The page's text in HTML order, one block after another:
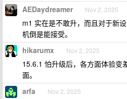
AEDaydreamer Nov 2, 2025
m1 实在是不敢升，而且对于新
机倒是能接受。
hikarumx Nov 2, 2025
15.6.1 怕升级后，各方面体验变
面。
arfa Nov 2, 2025